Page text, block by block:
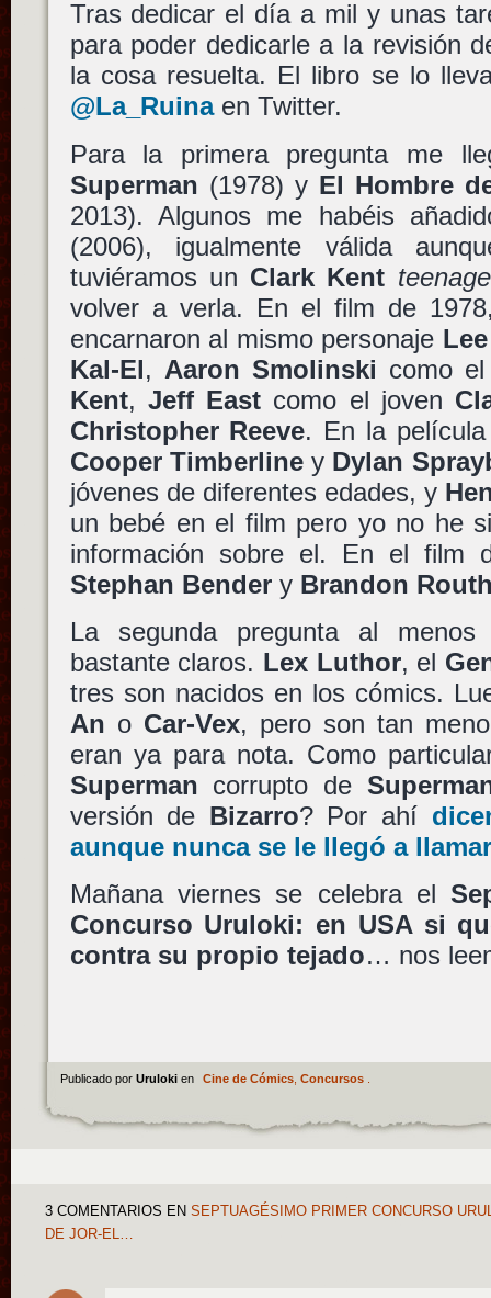
Tras dedicar el día a mil y unas
para poder dedicarle a la revisión
la cosa resuelta. El libro se lo
@La_Ruinaen Twitter.
Para la primera pregunta me
Superman (1978) y El Hombre
2013). Algunos me habéis
(2006), igualmente válida
tuviéramos un Clark Kent
volver a verla. En el film de
encarnaron al mismo personaje
Kal-El, Aaron Smolinski como
Kent, Jeff East como el joven
Christopher Reeve. En la
Cooper Timberliney Dylan
jóvenes de diferentes edades, y
un bebé en el film pero yo no he
información sobre el. En el film
Stephan Bendery Brandon
La segunda pregunta al menos
bastante claros. Lex Luthor, el
tres son nacidos en los cómics.
An o Car-Vex, pero son tan
eran ya para nota. Como
Superman corrupto de
versión de Bizarro? Por ahí
aunque nunca se le llegó a
Mañana viernes se celebra el
Concurso Uruloki: en USA si
contra su propio tejado… nos
Publicado por Uruloki en Cine de Cómics, Concursos.
3 COMENTARIOS EN SEPTUAGÉSIMO PRIMER CONCURSO
DE JOR-EL…